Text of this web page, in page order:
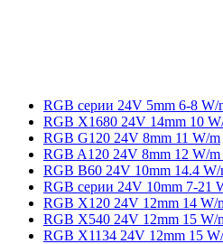
RGB серии 24V 5mm 6-8 W/
RGB X1680 24V 14mm 10
RGB G120 24V 8mm 11 W/m
RGB A120 24V 8mm 12 W/m
RGB B60 24V 10mm 14.4 W/
RGB серии 24V 10mm 7-21
RGB X120 24V 12mm 14 W/
RGB X540 24V 12mm 15 W/
RGB X1134 24V 12mm 15